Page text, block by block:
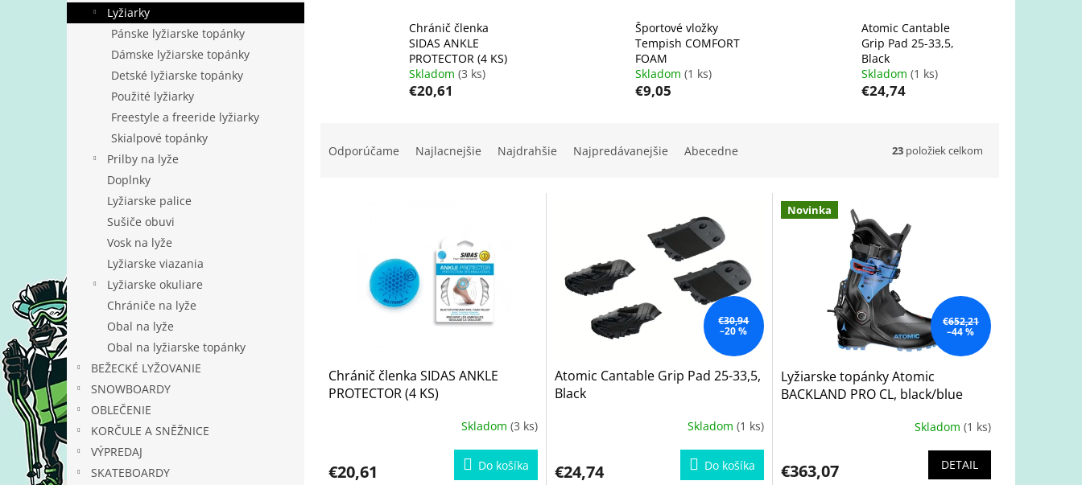
Lyžiarky
Pánske lyžiarske topánky
Dámske lyžiarske topánky
Detské lyžiarske topánky
Použité lyžiarky
Freestyle a freeride lyžiarky
Skialpové topánky
Prilby na lyže
Doplnky
Lyžiarske palice
Sušiče obuvi
Vosk na lyže
Lyžiarske viazania
Lyžiarske okuliare
Chrániče na lyže
Obal na lyže
Obal na lyžiarske topánky
BEŽECKÉ LYŽOVANIE
SNOWBOARDY
OBLEČENIE
KORČULE A SNĚŽNICE
VÝPREDAJ
SKATEBOARDY
Chránič členka
SIDAS ANKLE
PROTECTOR (4 KS)
Skladom (3 ks)
€20,61
Športové vložky
Tempish COMFORT
FOAM
Skladom (1 ks)
€9,05
Atomic Cantable
Grip Pad 25-33,5,
Black
Skladom (1 ks)
€24,74
Odporúčame Najlacnejšie Najdrahšie Najpredávanejšie Abecedne 23 položiek celkom
Chránič členka SIDAS ANKLE
PROTECTOR (4 KS)
Skladom (3 ks)
€20,61 Do košíka
€30,94
–20 %
Atomic Cantable Grip Pad 25-33,5,
Black
Skladom (1 ks)
€24,74 Do košíka
Novinka
€652,21
–44 %
Lyžiarske topánky Atomic
BACKLAND PRO CL, black/blue
Skladom (1 ks)
€363,07 DETAIL